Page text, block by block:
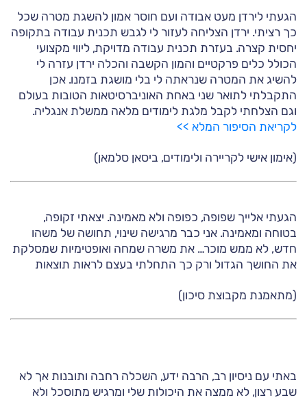
הגעתי לירדן מעט אבודה ועם חוסר אמון להשגת מטרה שכל
כך רציתי. ירדן הצליחה לעזור לי לגבש תכנית עבודה בתקופה
יחסית קצרה. בעזרת תכנית עבודה מדויקת, ליווי מקצועי
הכולל כלים פרקטיים והמון הקשבה והכלה ירדן עזרה לי
להשיג את המטרה שנראתה לי בלי מושגת בזמנו. אכן
התקבלתי לתואר שני באחת האוניברסיטאות הטובות בעולם
וגם הצלחתי לקבל מלגת לימודים מלאה ממשלת אנגליה.
לקריאת הסיפור המלא >>
(אימון אישי לקריירה ולימודים, ביסאן סלמאן)
הגעתי אלייך שפופה, כפופה ולא מאמינה. יצאתי זקופה,
בטוחה ומאמינה. אני כבר מרגישה שינוי, תחושה של משהו
חדש, לא ממש מוכר… את משרה שמחה ואופטימיות שמסלקת
את החושך הגדול ורק כך התחלתי בעצם לראות תוצאות
(מתאמנת מקבוצת סיכון)
באתי עם ניסיון רב, הרבה ידע, השכלה רחבה ותובנות אך לא
שבע רצון, לא ממצה את היכולות שלי ומרגיש מתוסכל ולא